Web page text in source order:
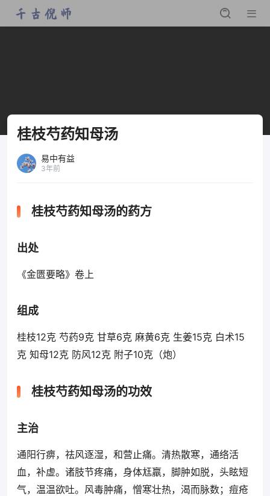
桂枝芍药知母汤
易中有益
3年前
桂枝芍药知母汤的药方
出处
《金匮要略》卷上
组成
桂枝12克 芍药9克 甘草6克 麻黄6克 生姜15克 白术15
克 知母12克 防风12克 附子10克（炮）
桂枝芍药知母汤的功效
主治
通阳行痹，祛风逐湿，和营止痛。清热散寒，通络活
血，补虚。诸肢节疼痛，身体尪羸，脚肿如脱，头眩短
气，温温欲吐。风毒肿痛，憎寒壮热，渴而脉数；痘疮